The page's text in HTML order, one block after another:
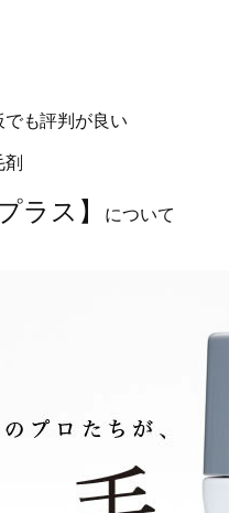
も評判が良い
剤
ラス】
について